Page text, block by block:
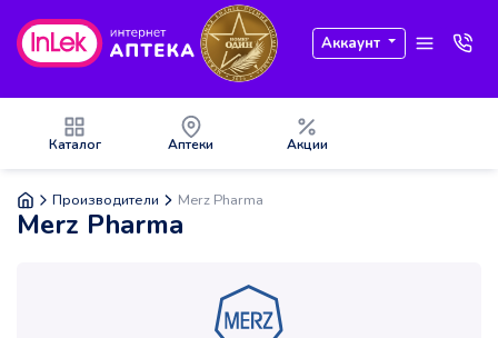
Аккаунт
Каталог Аптеки Акции
Производители Merz Pharma
Merz Pharma